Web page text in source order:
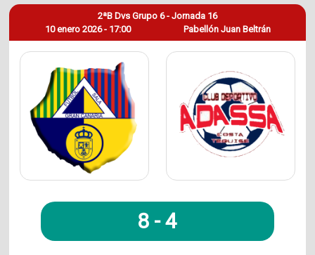
10 enero 2026 - 17:00
2ªB Dvs Grupo 6 - Jornada 16
Pabellón Juan Beltrán
8 -4